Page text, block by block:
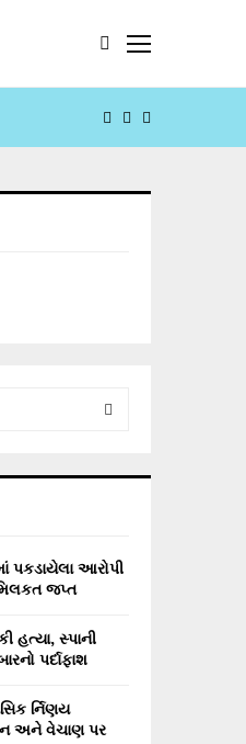
FACEBOOK
YOUTUBE
પકડાયેલા આરોપી
જપ્ત
હત્યા, સ્પાની
પર્દાફાશ
ર્નિણય
અને વેચાણ પર